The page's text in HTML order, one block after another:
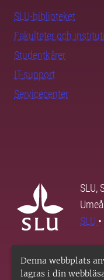
Denna webbplats
lagras i din
SLU-biblioteket
Fakulteter och
Studentkårer
IT-support
Servicecenter
SLU,
SLU •